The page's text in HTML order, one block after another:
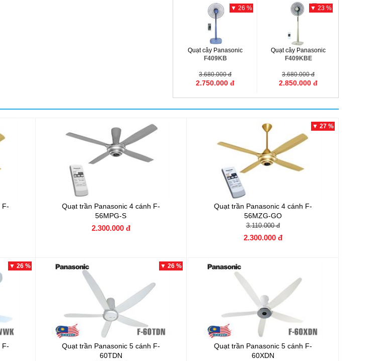
▼ 26 %
Quạt cây Panasonic
F409KB
3.680.000 đ
2.750.000 đ
▼ 23 %
Quạt cây Panasonic
F409KBE
3.680.000 đ
2.850.000 đ
F-
Quạt trần Panasonic 4 cánh F-
56MPG-S
2.300.000 đ
▼ 27 %
Quạt trần Panasonic 4 cánh F-
56MZG-GO
3.110.000 đ
2.300.000 đ
▼ 26 %
F-
▼ 26 %
Quạt trần Panasonic 5 cánh F-
60TDN
Quạt trần Panasonic 5 cánh F-
60XDN